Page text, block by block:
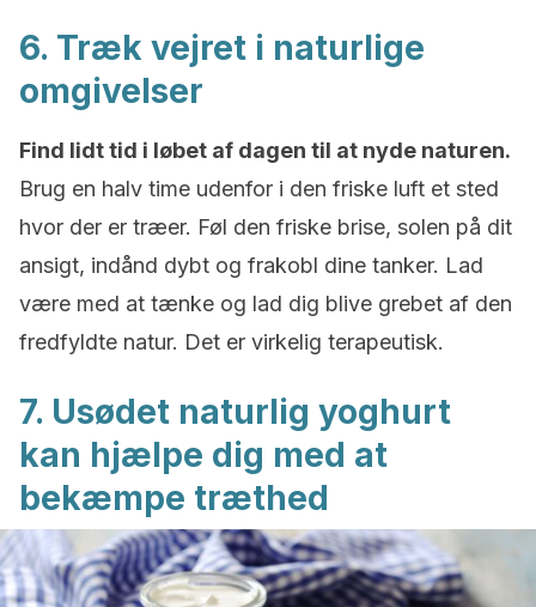
6. Træk vejret i naturlige
omgivelser
Find lidt tid i løbet af dagen til at nyde naturen.
Brug en halv time udenfor i den friske luft et sted
hvor der er træer. Føl den friske brise, solen på dit
ansigt, indånd dybt og frakobl dine tanker. Lad
være med at tænke og lad dig blive grebet af den
fredfyldte natur. Det er virkelig terapeutisk.
7. Usødet naturlig yoghurt
kan hjælpe dig med at
bekæmpe træthed